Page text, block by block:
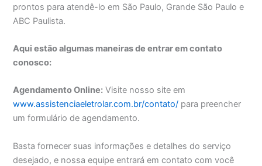
prontos para atendê-lo em São Paulo, Grande São Paulo e
ABC Paulista.
Aqui estão algumas maneiras de entrar em contato
conosco:
Agendamento Online: Visite nosso site em
www.assistenciaeletrolar.com.br/contato/ para preencher
um formulário de agendamento.
Basta fornecer suas informações e detalhes do serviço
desejado, e nossa equipe entrará em contato com você